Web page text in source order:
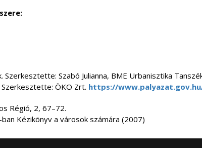
Szerkesztette: Szabó Julianna, BME Urbanisztika
ÖKO Zrt. https://
Régió, 2, 67–72.
Kézikönyv a városok számára (2007)